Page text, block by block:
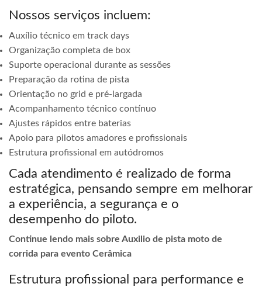
Nossos serviços incluem:
Auxílio técnico em track days
Organização completa de box
Suporte operacional durante as sessões
Preparação da rotina de pista
Orientação no grid e pré-largada
Acompanhamento técnico contínuo
Ajustes rápidos entre baterias
Apoio para pilotos amadores e profissionais
Estrutura profissional em autódromos
Cada atendimento é realizado de forma
estratégica, pensando sempre em melhorar
a experiência, a segurança e o
desempenho do piloto.
Continue lendo mais sobre Auxilio de pista moto de
corrida para evento Cerâmica
Estrutura profissional para performance e